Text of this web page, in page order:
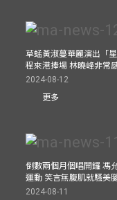
草蜢黃淑蔓華麗演出「
程來港捧場 林曉峰非常
2024-08-12
更多
倒數兩個月個唱開鑼 馮
運動 笑言無腹肌就騷美
2024-08-11